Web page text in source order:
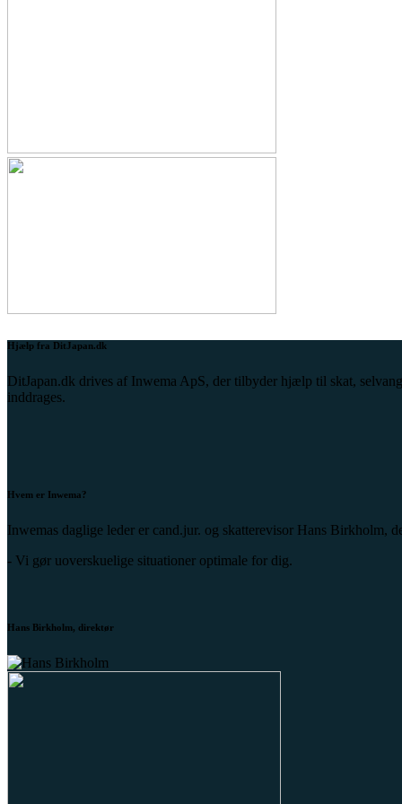
Hjælp fra DitJapan.dk
DitJapan.dk drives af Inwema ApS, der tilbyder hjælp til skat,
inddrages.
Hvem er Inwema?
Inwemas daglige leder er cand.jur. og skatterevisor Hans Birkholm,
- Vi gør uoverskuelige situationer optimale for dig.
Hans Birkholm, direktør